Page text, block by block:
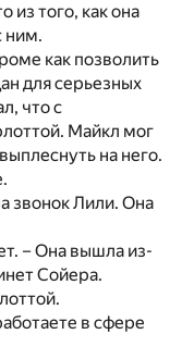
из того, как она
ним.
как позволить
для серьезных
что с
Майкл мог
на него.
звонок Лили. Она
– Она вышла из-
Сойера.
в сфере